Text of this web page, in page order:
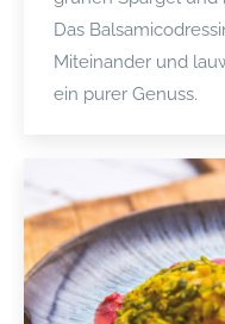
Das
Miteinander und
ein purer Genuss.